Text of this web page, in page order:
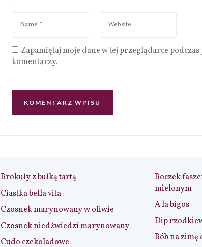
Zapamiętaj moje dane w tej przeglądarce
komentarzy.
Brokuły z bułką tartą
Ciastka bella vita
Czosnek marynowany w oliwie
Czosnek niedźwiedzi marynowany
Cudo czekoladowe
Boczek
mielonym
A la bigos
Dip
Bób na zimę